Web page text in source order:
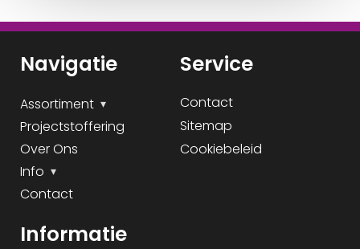
Navigatie
Assortiment
Projectstoffering
Over Ons
Info
Contact
Service
Contact
Sitemap
Cookiebeleid
Informatie